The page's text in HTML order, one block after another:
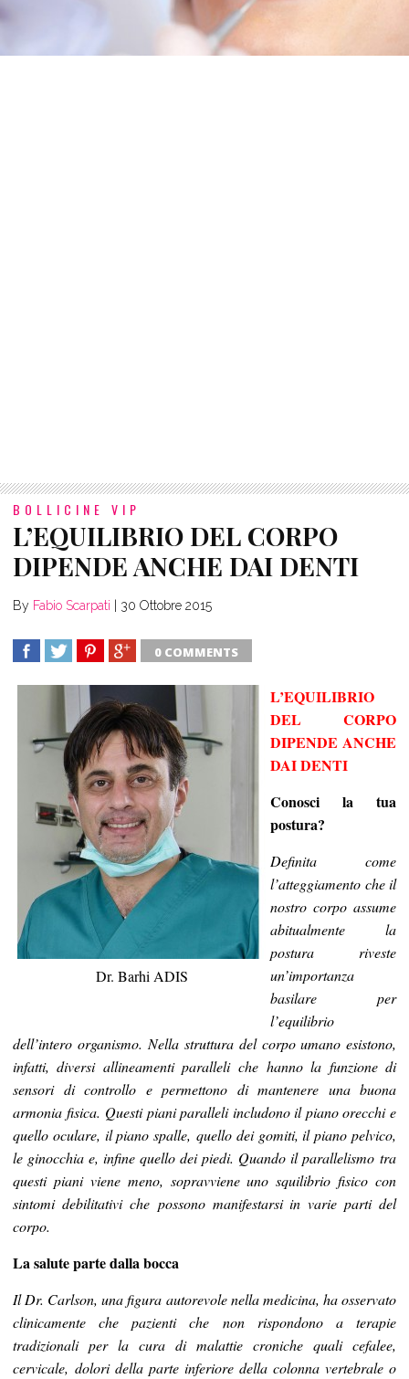
BOLLICINE VIP
L’EQUILIBRIO DEL CORPO
DIPENDE ANCHE DAI DENTI
By Fabio Scarpati 30 Ottobre 2015
0 COMMENTS
Dr. Barhi ADIS
L’EQUILIBRIO
DEL CORPO
DIPENDE ANCHE
DAI DENTI
Conosci la tua
postura?
Definita come
l’atteggiamento che il
nostro corpo assume
abitualmente la
postura riveste
un’importanza
basilare per
l’equilibrio
dell’intero organismo. Nella struttura del corpo umano esistono,
infatti, diversi allineamenti paralleli che hanno la funzione di
sensori di controllo e permettono di mantenere una buona
armonia fisica. Questi piani paralleli includono il piano orecchi e
quello oculare, il piano spalle, quello dei gomiti, il piano pelvico,
le ginocchia e, infine quello dei piedi. Quando il parallelismo tra
questi piani viene meno, sopravviene uno squilibrio fisico con
sintomi debilitativi che possono manifestarsi in varie parti del
corpo.
La salute parte dalla bocca
Il Dr. Carlson, una figura autorevole nella medicina, ha osservato
clinicamente che pazienti che non rispondono a terapie
tradizionali per la cura di malattie croniche quali cefalee,
cervicale, dolori della parte inferiore della colonna vertebrale o